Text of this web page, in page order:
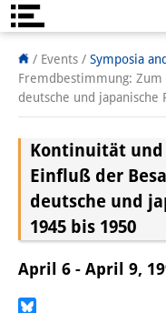
About us
Institute
Research
Science
/ Events / Symposia
Fremdbestimmung: Zum
deutsche und japanische
Kontinuität und
Einfluß der
deutsche und
1945 bis 1950
April 6 - April 9,